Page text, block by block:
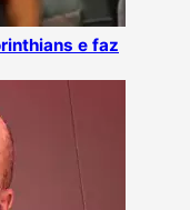
e faz